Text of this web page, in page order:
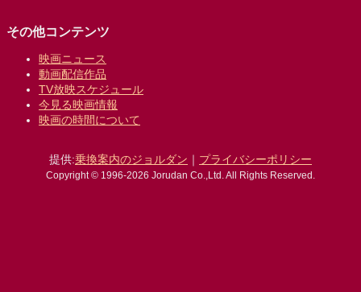
その他コンテンツ
映画ニュース
動画配信作品
TV放映スケジュール
今見る映画情報
映画の時間について
提供:乗換案内のジョルダン ｜ プライバシーポリシー
Copyright © 1996-2026 Jorudan Co.,Ltd. All Rights Reserved.